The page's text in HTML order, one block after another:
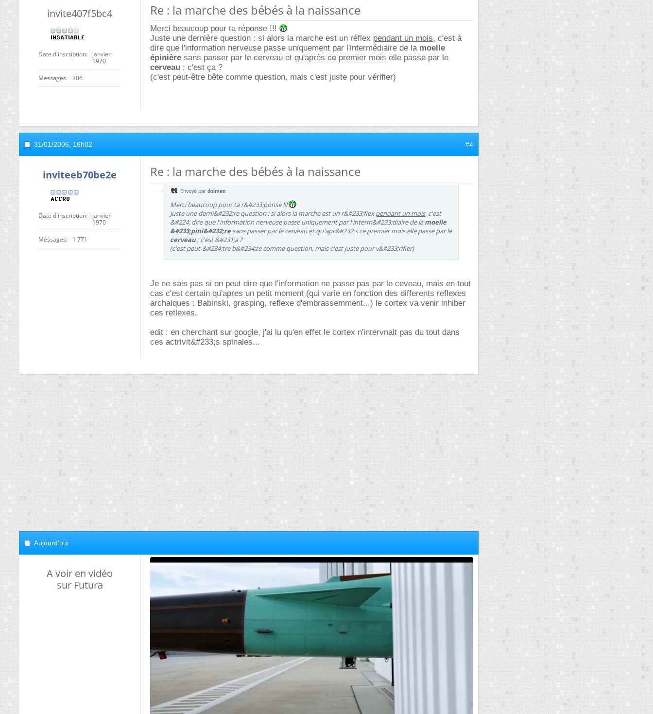
invite407f5bc4
Date d'inscription
janvier
1970
Messages 306
Re : la marche des bébés à la naissance
Merci beaucoup pour ta réponse !!!
Juste une dernière question : si alors la marche est un réflex pendant un mois, c'est à
dire que l'information nerveuse passe uniquement par l'intermédiaire de la moelle
épinière sans passer par le cerveau et qu'après ce premier mois elle passe par le
cerveau ; c'est ça ?
(c'est peut-être bête comme question, mais c'est juste pour vérifier)
31/01/2006, 16h02 #4
inviteeb70be2e
Date d'inscription
janvier
1970
Messages 1 771
Re : la marche des bébés à la naissance
Envoyé par dolmen
Merci beaucoup pour ta r&#233;ponse !!!
Juste une derni&#232;re question : si alors la marche est un r&#233;flexpendant un mois, c'est
&#224; dire que l'information nerveuse passe uniquement par l'interm&#233;diaire de lamoelle
&#233;pini&#232;resans passer par le cerveau etqu'apr&#232;s ce premier moiselle passe par le
cerveau; c'est &#231;a ?
(c'est peut-&#234;tre b&#234;te comme question, mais c'est juste pour v&#233;rifier)
Je ne sais pas si on peut dire que l'information ne passe pas par le ceveau, mais en tout
cas c'est certain qu'apres un petit moment (qui varie en fonction des differents reflexes
archaiques : Babinski, grasping, reflexe d'embrassemment...) le cortex va venir inhiber
ces reflexes.
edit : en cherchant sur google, j'ai lu qu'en effet le cortex n'intervnait pas du tout dans
ces actrivit&#233;s spinales...
Aujourd'hui
A voir en vidéo
sur Futura